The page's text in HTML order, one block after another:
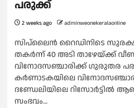
പരുക്ക്
2 weeks ago adminweonekeralaonline
സിപ്‌ലൈൻ റൈഡിനിടെ
തകർന്ന് 40 അടി താഴേയ്ക്ക്
വിനോദസഞ്ചാരിക്ക് ഗുരുതര
കർണാടകയിലെ വിനോദസഞ്ചാര
ദണ്ഡേലിയിലെ റിസോർട്ടിൽ
സംഭവം...